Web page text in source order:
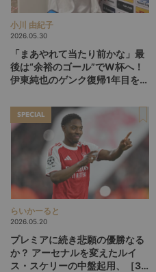
小川 由紀子
2026.05.30
「まあやれて当たり前かな」最
後は“余裕のゴール”でW杯へ！
伊東純也のゲンク復帰1年目を総
SPECIAL
らいかーると
2026.05.20
プレミアに続き悲願の優勝なる
か？ アーセナルを変えたルイ
ス・スケリーの中盤起用、［3-